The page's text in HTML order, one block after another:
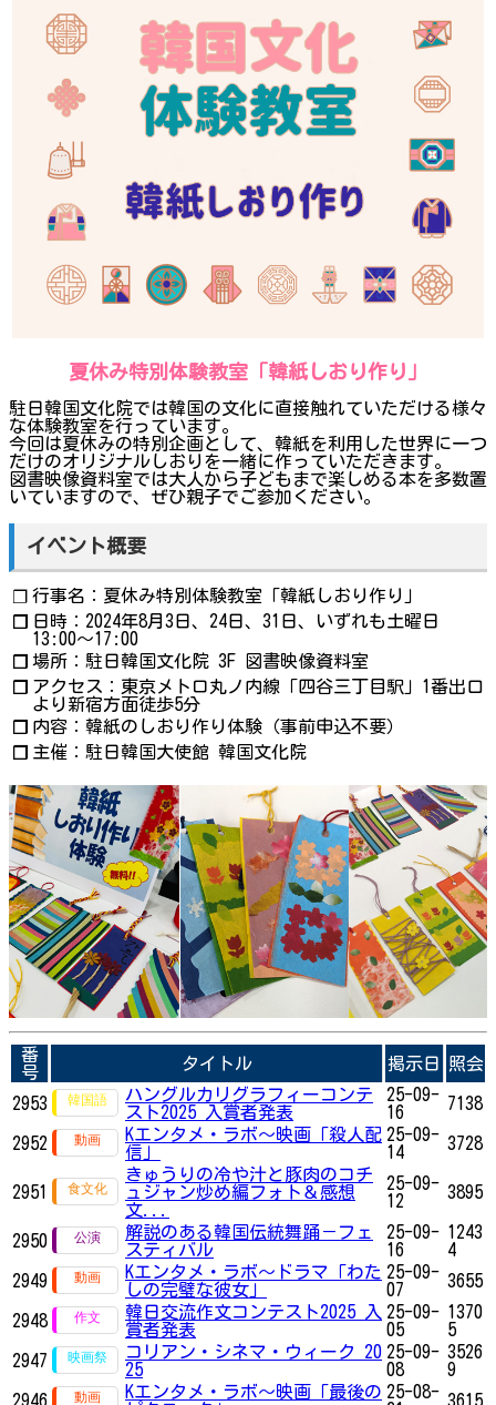
夏休み特別体験教室「韓紙しおり作り」
駐日韓国文化院では韓国の文化に直接触れていただける様々
な体験教室を行っています。
今回は夏休みの特別企画として、韓紙を利用した世界に一つ
だけのオリジナルしおりを一緒に作っていただきます。
図書映像資料室では大人から子どもまで楽しめる本を多数置
いていますので、ぜひ親子でご参加ください。
イベント概要
❐ 行事名：夏休み特別体験教室「韓紙しおり作り」
❐ 日時：2024年8月3日、24日、31日、いずれも土曜日
13:00〜17:00
❐ 場所：駐日韓国文化院 3F 図書映像資料室
❐ アクセス：東京メトロ丸ノ内線「四谷三丁目駅」1番出口
より新宿方面徒歩5分
❐ 内容：韓紙のしおり作り体験（事前申込不要）
❐ 主催：駐日韓国大使館 韓国文化院
番
号
タイトル 掲示日 照会
2953
ハングルカリグラフィーコンテ
スト2025 入賞者発表
25-09-
16
7138
2952
Kエンタメ・ラボ～映画「殺人配
信」
25-09-
14
3728
2951
きゅうりの冷や汁と豚肉のコチ
ュジャン炒め編フォト＆感想
文...
25-09-
12
3895
2950
解説のある韓国伝統舞踊－フェ
スティバル
25-09-
16
1243
4
2949
Kエンタメ・ラボ～ドラマ「わた
しの完璧な彼女」
25-09-
07
3655
2948
韓日交流作文コンテスト2025 入
賞者発表
25-09-
05
1370
5
2947
コリアン・シネマ・ウィーク 20
25
25-09-
08
3526
9
2946
Kエンタメ・ラボ～映画「最後の 25-08- 3615